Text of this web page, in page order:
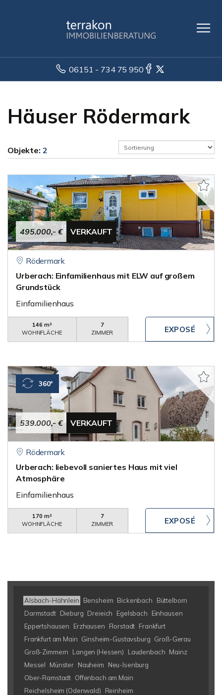
06151 - 734 75 950
Häuser Rödermark
Objekte: 2
495.000,- € VERKAUFT
Rödermark
Urberach: Einfamilienhaus mit ELW auf großem
Grundstück
Einfamilienhaus
146 m²
WOHNFLÄCHE
7
ZIMMER
539.000,- € VERKAUFT
360°
Rödermark
Urberach: liebevoll saniertes Haus mit viel
Atmosphäre
Einfamilienhaus
170 m²
WOHNFLÄCHE
7
ZIMMER
Alsbach-Hähnlein Bensheim Bickenbach
Büttelborn
Darmstadt Dieburg Dreieich Egelsbach
Einhausen
Eppertshausen
Erzhausen Florstadt Frankfurt
Frankfurt am Main Ginsheim-Gustavsburg Groß-Gerau
Groß-Zimmern
Langen (Hessen) Laudenbach Mainz
Messel
Münster Nauheim
Neu-Isenburg
Ober-Ramstadt Offenbach am Main
Reichelsheim (Odenwald)
Reinheim